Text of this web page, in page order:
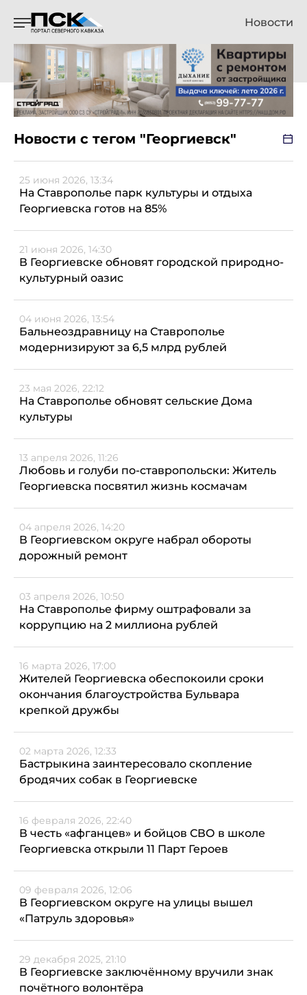
Новости
Новости с тегом "Георгиевск"
25 июня 2026, 13:34
На Ставрополье парк культуры и отдыха
Георгиевска готов на 85%
21 июня 2026, 14:30
В Георгиевске обновят городской природно-
культурный оазис
04 июня 2026, 13:54
Бальнеоздравницу на Ставрополье
модернизируют за 6,5 млрд рублей
23 мая 2026, 22:12
На Ставрополье обновят сельские Дома
культуры
13 апреля 2026, 11:26
Любовь и голуби по-ставропольски: Житель
Георгиевска посвятил жизнь космачам
04 апреля 2026, 14:20
В Георгиевском округе набрал обороты
дорожный ремонт
03 апреля 2026, 10:50
На Ставрополье фирму оштрафовали за
коррупцию на 2 миллиона рублей
16 марта 2026, 17:00
Жителей Георгиевска обеспокоили сроки
окончания благоустройства Бульвара
крепкой дружбы
02 марта 2026, 12:33
Бастрыкина заинтересовало скопление
бродячих собак в Георгиевске
16 февраля 2026, 22:40
В честь «афганцев» и бойцов СВО в школе
Георгиевска открыли 11 Парт Героев
09 февраля 2026, 12:06
В Георгиевском округе на улицы вышел
«Патруль здоровья»
29 декабря 2025, 21:10
В Георгиевске заключённому вручили знак
почётного волонтёра